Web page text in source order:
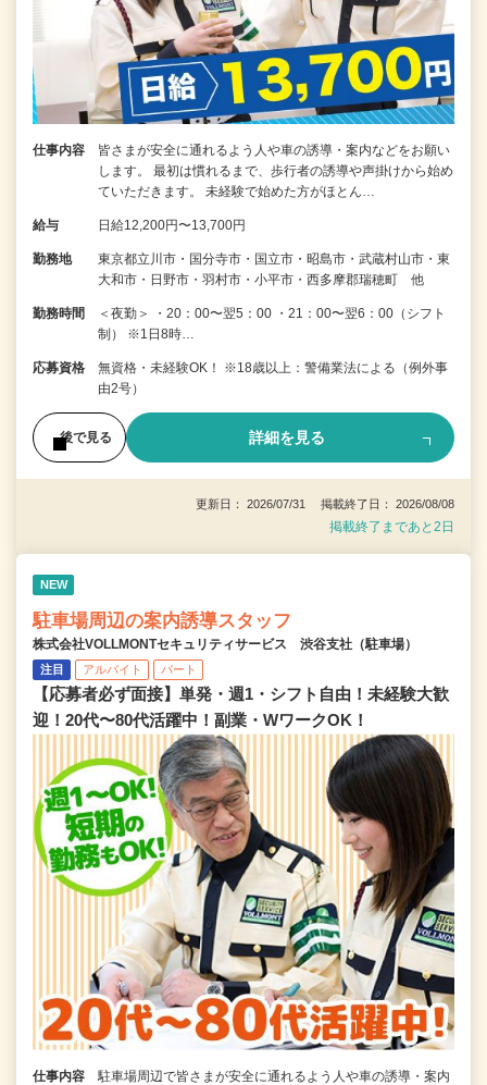
仕事内容
皆さまが安全に通れるよう人や車の誘導・案内などをお願い
します。 最初は慣れるまで、歩行者の誘導や声掛けから始め
ていただきます。 未経験で始めた方がほとん…
給与 日給12,200円〜13,700円
勤務地
東京都立川市・国分寺市・国立市・昭島市・武蔵村山市・東
大和市・日野市・羽村市・小平市・西多摩郡瑞穂町 他
勤務時間
＜夜勤＞ ・20：00〜翌5：00 ・21：00〜翌6：00（シフト
制） ※1日8時…
応募資格
無資格・未経験OK！ ※18歳以上：警備業法による（例外事
由2号）
後で見る 詳細を見る
更新日： 2026/07/31 掲載終了日： 2026/08/08
掲載終了まであと2日
NEW
駐車場周辺の案内誘導スタッフ
株式会社VOLLMONTセキュリティサービス 渋谷支社（駐車場）
注目 アルバイト パート
【応募者必ず面接】単発・週1・シフト自由！未経験大歓
迎！20代〜80代活躍中！副業・WワークOK！
仕事内容
駐車場周辺で皆さまが安全に通れるよう人や車の誘導・案内